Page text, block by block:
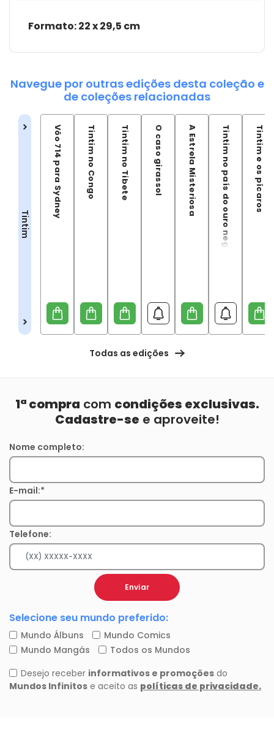
Formato: 22 x 29,5 cm
Navegue por outras edições desta coleção e
de coleções relacionadas
Tintim
Vôo 714 para Sydney Tintim no Congo Tintim no Tibete O caso girassol A Estrela Misteriosa Tintim no país do ouro negro Tintim e os pícaros
Todas as edições